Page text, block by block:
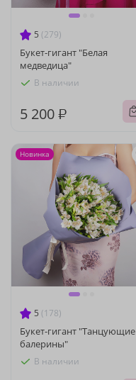
5 (279)
Букет-гигант "Белая
медведица"
В наличии
5 200 ₽
5 (178)
Букет-гигант "Танцующие
балерины"
В наличии
Новинка